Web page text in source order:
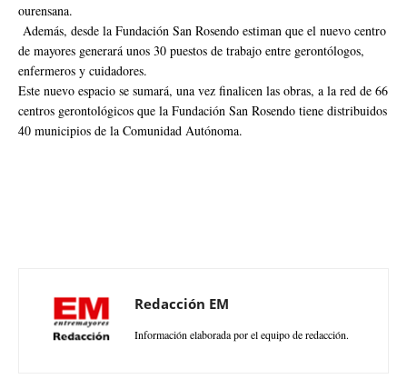
ourensana.
Además, desde la Fundación San Rosendo estiman que el nuevo centro
de mayores generará unos 30 puestos de trabajo entre gerontólogos,
enfermeros y cuidadores.
Este nuevo espacio se sumará, una vez finalicen las obras, a la red de 66
centros gerontológicos que la Fundación San Rosendo tiene distribuidos
40 municipios de la Comunidad Autónoma.
Redacción EM
Información elaborada por el equipo de redacción.